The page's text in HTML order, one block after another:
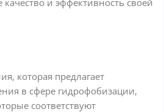
качество и эффективность своей
которая предлагает
в сфере гидрофобизации,
соответствуют